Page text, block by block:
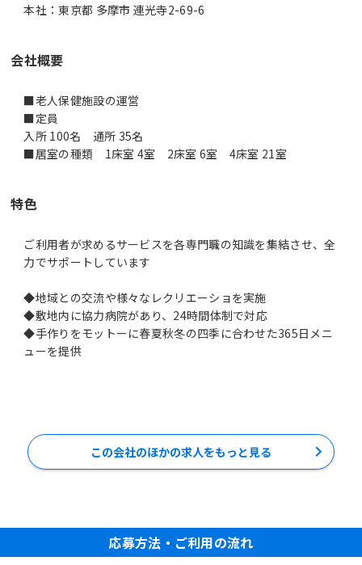
本社：東京都 多摩市 連光寺2-69-6
会社概要
■老人保健施設の運営
■定員
入所 100名 通所 35名
■居室の種類 1床室 4室 2床室 6室 4床室 21室
特色
ご利用者が求めるサービスを各専門職の知識を集結させ、全
力でサポートしています
◆地域との交流や様々なレクリエーショを実施
◆敷地内に協力病院があり、24時間体制で対応
◆手作りをモットーに春夏秋冬の四季に合わせた365日メニ
ューを提供
この会社のほかの求人をもっと見る
応募方法・ご利用の流れ